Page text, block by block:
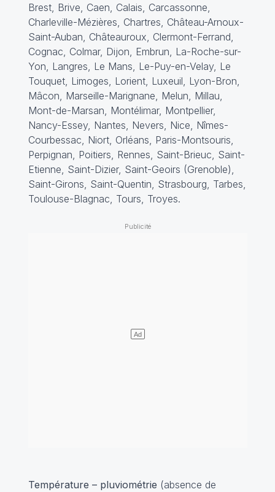
Brest, Brive, Caen, Calais, Carcassonne,
Charleville-Mézières, Chartres, Château-Arnoux-
Saint-Auban, Châteauroux, Clermont-Ferrand,
Cognac, Colmar, Dijon, Embrun, La-Roche-sur-
Yon, Langres, Le Mans, Le-Puy-en-Velay, Le
Touquet, Limoges, Lorient, Luxeuil, Lyon-Bron,
Mâcon, Marseille-Marignane, Melun, Millau,
Mont-de-Marsan, Montélimar, Montpellier,
Nancy-Essey, Nantes, Nevers, Nice, Nîmes-
Courbessac, Niort, Orléans, Paris-Montsouris,
Perpignan, Poitiers, Rennes, Saint-Brieuc, Saint-
Etienne, Saint-Dizier, Saint-Geoirs (Grenoble),
Saint-Girons, Saint-Quentin, Strasbourg, Tarbes,
Toulouse-Blagnac, Tours Troyes.
Température – pluviométrie (absence de